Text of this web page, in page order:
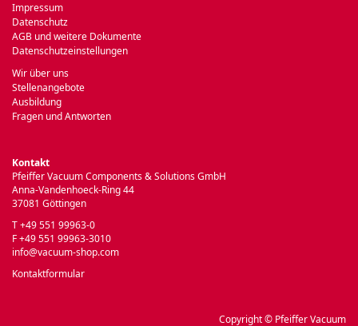
Impressum
Datenschutz
AGB und weitere Dokumente
Datenschutzeinstellungen
Wir über uns
Stellenangebote
Ausbildung
Fragen und Antworten
Kontakt
Pfeiffer Vacuum Components & Solutions GmbH
Anna-Vandenhoeck-Ring 44
37081 Göttingen
T +49 551 99963-0
F +49 551 99963-3010
info@vacuum-shop.com
Kontaktformular
Copyright © Pfeiffer Vacuum